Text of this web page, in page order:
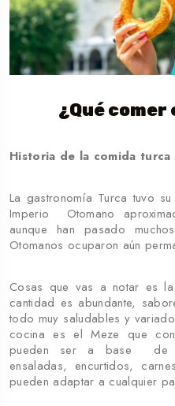
¿Qué comer
Historia de la comida turca
La gastronomía Turca tuvo
Imperio Otomano
aunque han pasado
Otomanos ocuparon aún
Cosas que vas a notar es
cantidad es abundante,
todo muy saludables y
cocina es el Meze que
pueden ser a base de
ensaladas, encurtidos,
pueden adaptar a cualquier